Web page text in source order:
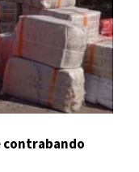
contrabando